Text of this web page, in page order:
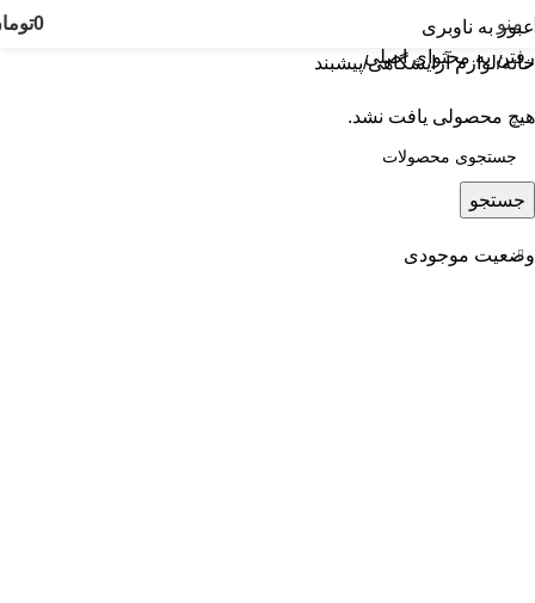
عبور به ناوبری
رفتن به محتوای اصلی
منو 0
وضعیت موجودی
خانه لوازم آرایشگاهی پیشبند
هیچ محصولی یافت نشد.
جستجو